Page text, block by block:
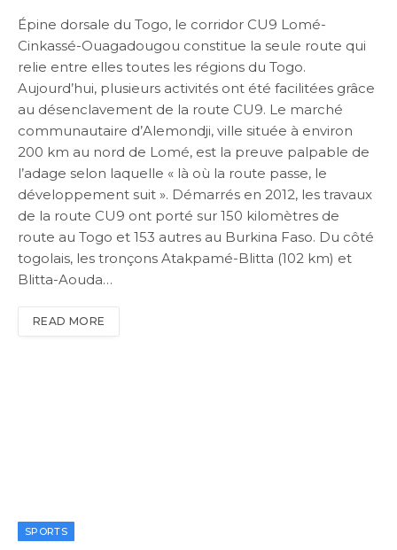
Épine dorsale du Togo, le corridor CU9 Lomé-
Cinkassé-Ouagadougou constitue la seule route qui
relie entre elles toutes les régions du Togo.
Aujourd’hui, plusieurs activités ont été facilitées grâce
au désenclavement de la route CU9. Le marché
communautaire d’Alemondji, ville située à environ
200 km au nord de Lomé, est la preuve palpable de
l’adage selon laquelle « là où la route passe, le
développement suit ». Démarrés en 2012, les travaux
de la route CU9 ont porté sur 150 kilomètres de
route au Togo et 153 autres au Burkina Faso. Du côté
togolais, les tronçons Atakpamé-Blitta (102 km) et
Blitta-Aouda…
READ MORE
SPORTS